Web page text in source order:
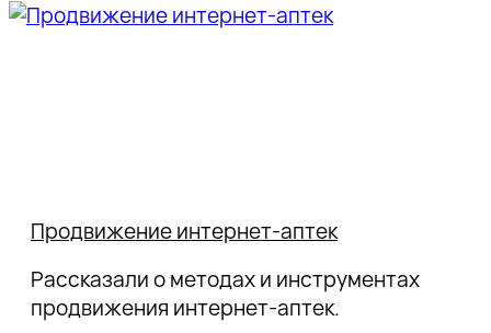
Продвижение интернет-аптек
Рассказали о методах и инструментах
продвижения интернет-аптек.